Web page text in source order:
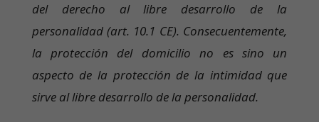
del derecho al libre desarrollo de la
personalidad (art. 10.1 CE). Consecuentemente,
la protección del domicilio no es sino un
aspecto de la protección de la intimidad que
sirve al libre desarrollo de la personalidad.